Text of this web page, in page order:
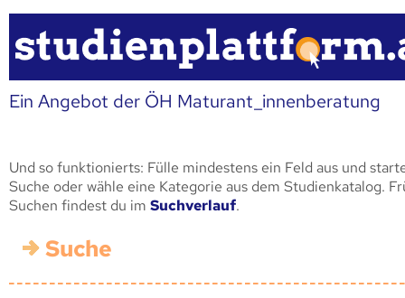
Ein Angebot der ÖH Maturant_innenberatung
Und so funktionierts: Fülle mindestens ein Feld aus und
Suche oder wähle eine Kategorie aus dem Studienkatalog.
Suchen findest du im Suchverlauf.
Suche